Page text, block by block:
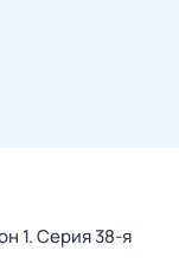
1. Серия 38-я